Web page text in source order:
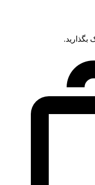
بگذارید.